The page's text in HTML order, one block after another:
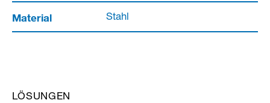
Material Stahl
LÖSUNGEN